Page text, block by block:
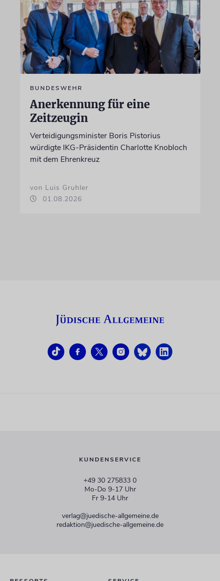
BUNDESWEHR
Anerkennung für eine
Zeitzeugin
Verteidigungsminister Boris Pistorius
würdigte IKG-Präsidentin Charlotte Knobloch
mit dem Ehrenkreuz
von Luis Gruhler
01.08.2026
KUNDENSERVICE
+49 30 275833 0
Mo-Do 9-17 Uhr
Fr 9-14 Uhr
verlag@juedische-allgemeine.de
redaktion@juedische-allgemeine.de